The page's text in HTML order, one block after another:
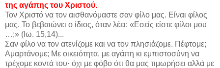
της αγάπης του Χριστού.
Τον Χριστό να τον αισθανόμαστε σαν φίλο μας. Είναι φίλος
μας. Το βεβαιώνει ο ίδιος, όταν λέει: «Εσείς είστε φίλοι μου
…;» (Ιω. 15,14)...
Σαν φίλο να τον ατενίζομε και να τον πλησιάζομε. Πέφτομε;
Αμαρτάνομε; Με οικειότητα, με αγάπη κι εμπιστοσύνη να
τρέχομε κοντά του· όχι με φόβο ότι θα μας τιμωρήσει αλλά με